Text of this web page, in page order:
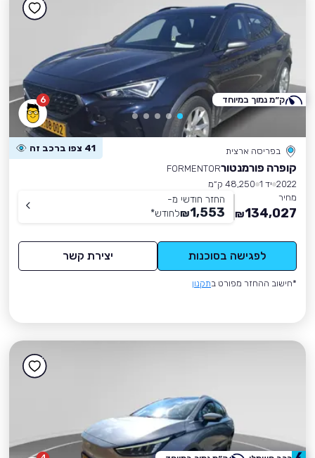
6
בפריסה ארצית 41 צפו ברכב זה
קופרה פורמנטורFORMENTOR
2022 יד 1
48,250 ק״מ
מחיר
134,027
₪
החזר חודשי מ-
1,553
₪לחודש*
לפגישה בסוכנות יצירת קשר
*חישוב ההחזר מפורט בתקנון
ק״מ נמוך במיוחד